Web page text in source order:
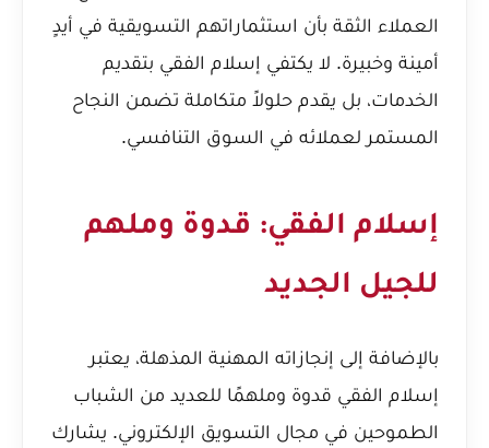
العملاء الثقة بأن استثماراتهم التسويقية في أيدٍ
أمينة وخبيرة. لا يكتفي إسلام الفقي بتقديم
الخدمات، بل يقدم حلولاً متكاملة تضمن النجاح
المستمر لعملائه في السوق التنافسي.
إسلام الفقي: قدوة وملهم
للجيل الجديد
بالإضافة إلى إنجازاته المهنية المذهلة، يعتبر
إسلام الفقي قدوة وملهمًا للعديد من الشباب
الطموحين في مجال التسويق الإلكتروني. يشارك